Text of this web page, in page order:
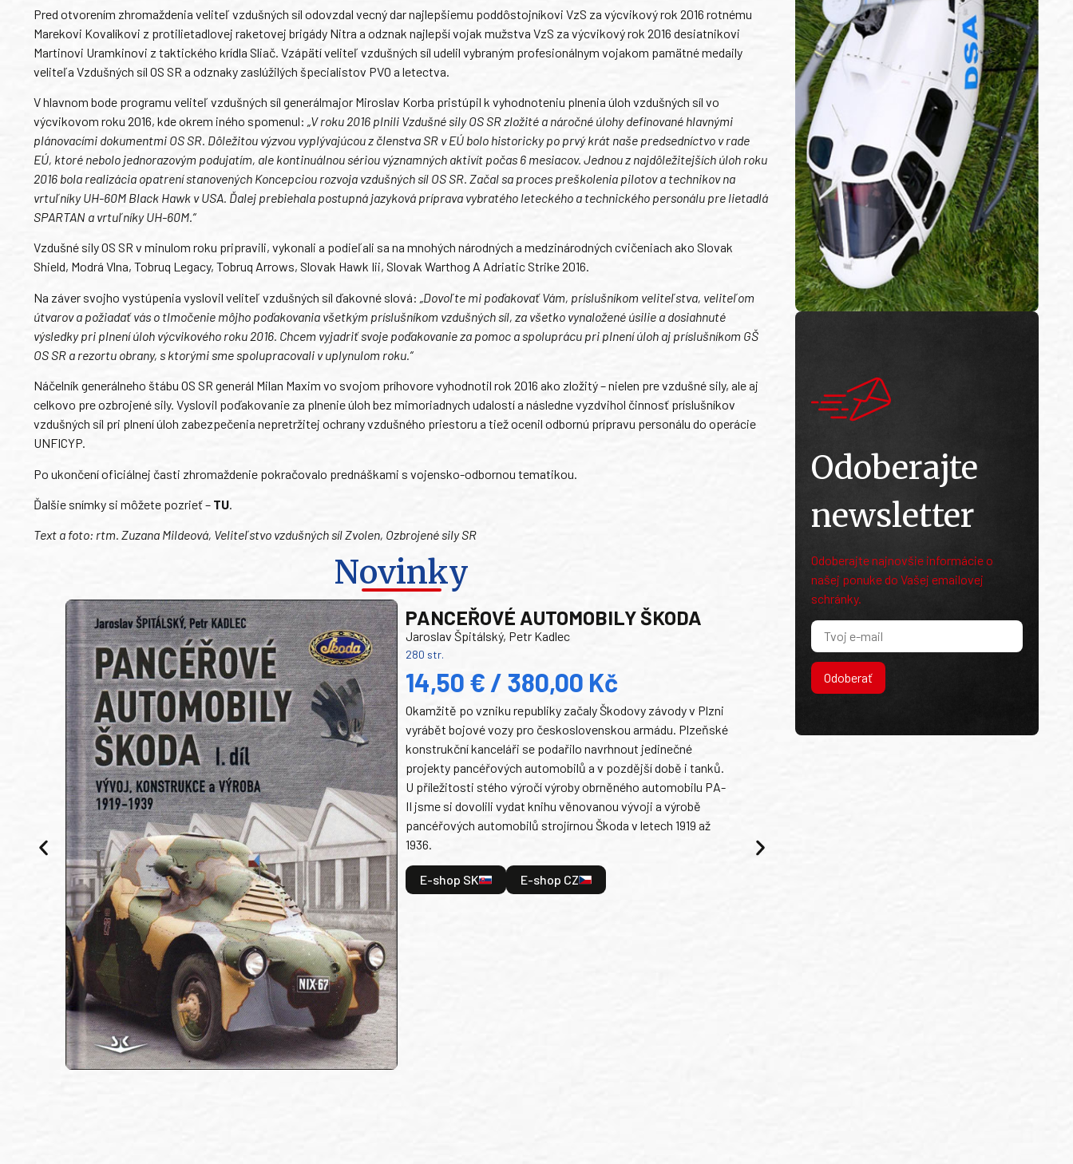
Pred otvorením zhromaždenia veliteľ vzdušných síl odovzdal vecný dar najlepšiemu poddôstojníkovi VzS za výcvikový rok 2016 rotnému
Marekovi Kovalíkovi z protilietadlovej raketovej brigády Nitra a odznak najlepší vojak mužstva VzS za výcvikový rok 2016 desiatnikovi
Martinovi Uramkinovi z taktického krídla Sliač. Vzápätí veliteľ vzdušných síl udelil vybraným profesionálnym vojakom pamätné medaily
veliteľa Vzdušných síl OS SR a odznaky zaslúžilých špecialistov PVO a letectva.
V hlavnom bode programu veliteľ vzdušných síl generálmajor Miroslav Korba pristúpil k vyhodnoteniu plnenia úloh vzdušných síl vo
výcvikovom roku 2016, kde okrem iného spomenul: „V roku 2016 plnili Vzdušné sily OS SR zložité a náročné úlohy definované hlavnými
plánovacími dokumentmi OS SR. Dôležitou výzvou vyplývajúcou z členstva SR v EÚ bolo historicky po prvý krát naše predsedníctvo v rade
EÚ, ktoré nebolo jednorazovým podujatím, ale kontinuálnou sériou významných aktivít počas 6 mesiacov. Jednou z najdôležitejších úloh roku
2016 bola realizácia opatrení stanovených Koncepciou rozvoja vzdušných síl OS SR. Začal sa proces preškolenia pilotov a technikov na
vrtuľníky UH-60M Black Hawk v USA. Ďalej prebiehala postupná jazyková príprava vybratého leteckého a technického personálu pre lietadlá
SPARTAN a vrtuľníky UH-60M.“
Vzdušné sily OS SR v minulom roku pripravili, vykonali a podieľali sa na mnohých národných a medzinárodných cvičeniach ako Slovak
Shield, Modrá Vlna, Tobruq Legacy, Tobruq Arrows, Slovak Hawk Iii, Slovak Warthog A Adriatic Strike 2016.
Na záver svojho vystúpenia vyslovil veliteľ vzdušných síl ďakovné slová: „Dovoľte mi poďakovať Vám, príslušníkom veliteľstva, veliteľom
útvarov a požiadať vás o tlmočenie môjho poďakovania všetkým príslušníkom vzdušných síl, za všetko vynaložené úsilie a dosiahnuté
výsledky pri plnení úloh výcvikového roku 2016. Chcem vyjadriť svoje poďakovanie za pomoc a spoluprácu pri plnení úloh aj príslušníkom GŠ
OS SR a rezortu obrany, s ktorými sme spolupracovali v uplynulom roku.“
Náčelník generálneho štábu OS SR generál Milan Maxim vo svojom príhovore vyhodnotil rok 2016 ako zložitý – nielen pre vzdušné sily, ale aj
celkovo pre ozbrojené sily. Vyslovil poďakovanie za plnenie úloh bez mimoriadnych udalostí a následne vyzdvihol činnosť príslušníkov
vzdušných síl pri plnení úloh zabezpečenia nepretržitej ochrany vzdušného priestoru a tiež ocenil odbornú prípravu personálu do operácie
UNFICYP.
Po ukončení oficiálnej časti zhromaždenie pokračovalo prednáškami s vojensko-odbornou tematikou.
Ďalšie snímky si môžete pozrieť – TU.
Text a foto: rtm. Zuzana Mildeová, Veliteľstvo vzdušných síl Zvolen, Ozbrojené sily SR
Novinky
PANCEŘOVÉ AUTOMOBILY ŠKODA
Jaroslav Špitálský, Petr Kadlec
280 str.
14,50 € / 380,00 Kč
Okamžitě po vzniku republiky začaly Škodovy závody v Plzni
vyrábět bojové vozy pro československou armádu. Plzeňské
konstrukční kanceláři se podařilo navrhnout jedinečné
projekty pancéřových automobilů a v pozdější době i tanků.
U příležitosti stého výročí výroby obrněného automobilu PA-
II jsme si dovolili vydat knihu věnovanou vývoji a výrobě
pancéřových automobilů strojírnou Škoda v letech 1919 až
1936.
E-shop SK E-shop CZ
Odoberajte
newsletter
Odoberajte najnovšie informácie o
našej ponuke do Vašej emailovej
schránky.
Odoberať